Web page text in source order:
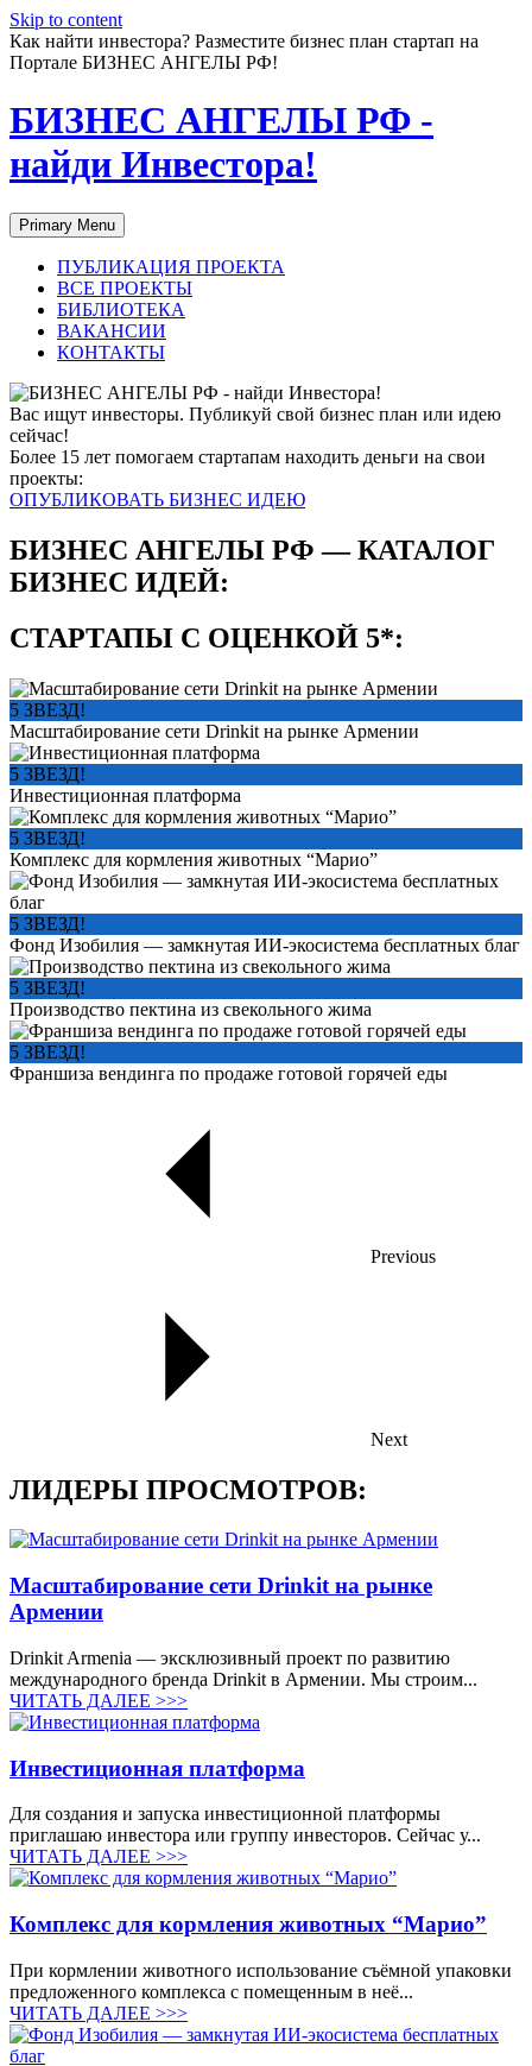
Skip to content
Как найти инвестора? Разместите бизнес план стартап на
Портале БИЗНЕС АНГЕЛЫ РФ!
БИЗНЕС АНГЕЛЫ РФ -
найди Инвестора!
Primary Menu
ПУБЛИКАЦИЯ ПРОЕКТА
ВСЕ ПРОЕКТЫ
БИБЛИОТЕКА
ВАКАНСИИ
КОНТАКТЫ
Вас ищут инвесторы. Публикуй свой бизнес план или идею
сейчас!
Более 15 лет помогаем стартапам находить деньги на свои
проекты:
ОПУБЛИКОВАТЬ БИЗНЕС ИДЕЮ
БИЗНЕС АНГЕЛЫ РФ — КАТАЛОГ
БИЗНЕС ИДЕЙ:
СТАРТАПЫ С ОЦЕНКОЙ 5*:
5 ЗВЕЗД!
Масштабирование сети Drinkit на рынке Армении
5 ЗВЕЗД!
Инвестиционная платформа
5 ЗВЕЗД!
Комплекс для кормления животных “Марио”
5 ЗВЕЗД!
Фонд Изобилия — замкнутая ИИ-экосистема бесплатных благ
5 ЗВЕЗД!
Производство пектина из свекольного жима
5 ЗВЕЗД!
Франшиза вендинга по продаже готовой горячей еды
Previous
Next
ЛИДЕРЫ ПРОСМОТРОВ:
Масштабирование сети Drinkit на рынке
Армении
Drinkit Armenia — эксклюзивный проект по развитию
международного бренда Drinkit в Армении. Мы строим...
ЧИТАТЬ ДАЛЕЕ >>>
Инвестиционная платформа
Для создания и запуска инвестиционной платформы
приглашаю инвестора или группу инвесторов. Сейчас у...
ЧИТАТЬ ДАЛЕЕ >>>
Комплекс для кормления животных “Марио”
При кормлении животного использование съёмной упаковки
предложенного комплекса с помещенным в неё...
ЧИТАТЬ ДАЛЕЕ >>>